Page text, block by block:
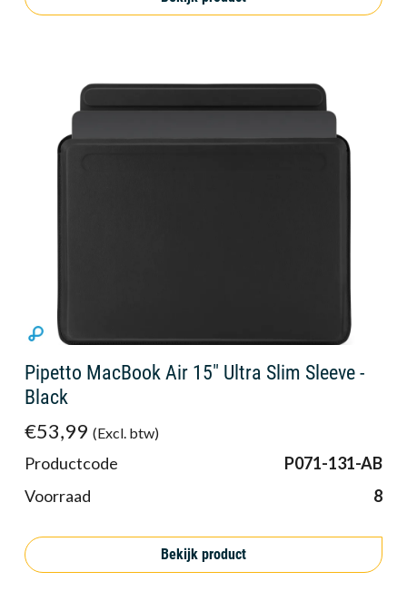
Pipetto MacBook Air 15" Ultra Slim Sleeve -
Black
€53,99 (Excl. btw)
Productcode
P071-131-AB
Voorraad
8
Bekijk product